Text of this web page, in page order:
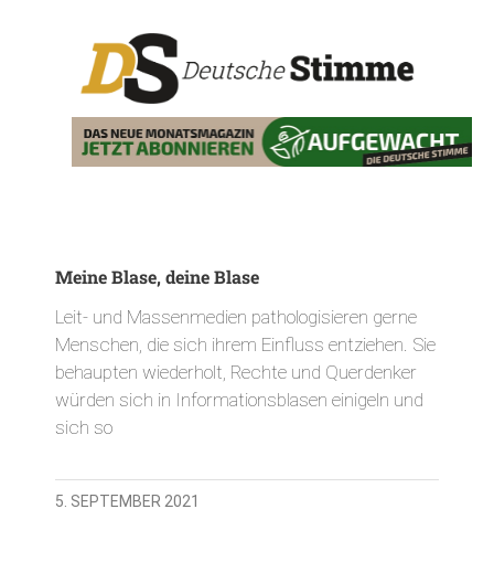
Meine Blase, deine Blase
Leit- und Massenmedien pathologisieren gerne
Menschen, die sich ihrem Einfluss entziehen. Sie
behaupten wiederholt, Rechte und Querdenker
würden sich in Informationsblasen einigeln und
sich so
5. SEPTEMBER 2021